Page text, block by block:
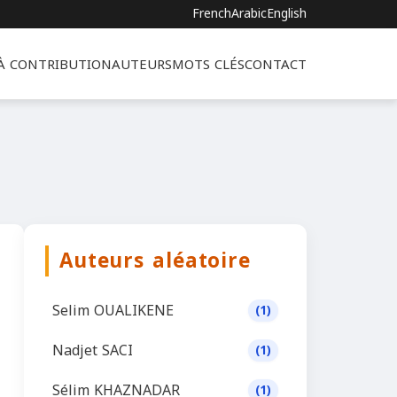
FrenchArabicEnglish
CONTRIBUTIONAUTEURSMOTS CLÉSCONTACT
Auteurs aléatoire
Selim OUALIKENE (1)
Nadjet SACI (1)
Sélim KHAZNADAR (1)